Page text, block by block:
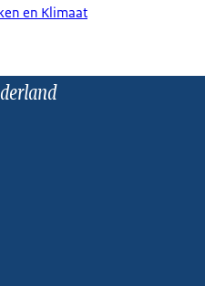
en Klimaat